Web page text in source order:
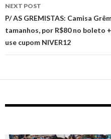
NEXT POST
P/ AS GREMISTAS: Camisa
tamanhos, por R$80 no boleto
use cupom NIVER12